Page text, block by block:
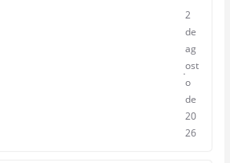
2
de
ag
ost
o
de
20
26